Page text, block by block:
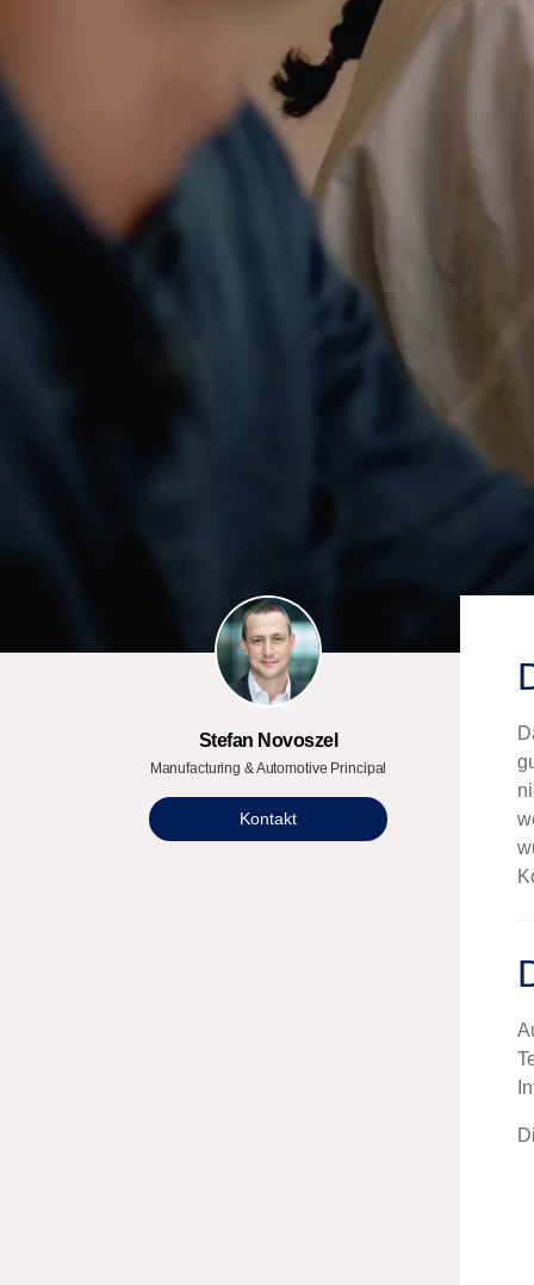
Stefan Novoszel
Manufacturing & Automotive Principal
Kontakt
D